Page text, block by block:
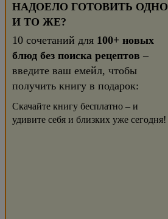
НАДОЕЛО ГОТОВИТЬ ОДНО
И ТО ЖЕ?
10 сочетаний для 100+ новых
блюд без поиска рецептов –
введите ваш емейл, чтобы
получить книгу в подарок:
Скачайте книгу бесплатно – и
удивите себя и близких уже сегодня!